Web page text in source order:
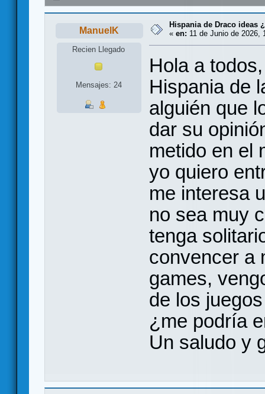
ManuelK
Recien Llegado
Mensajes: 24
Hispania de Draco ideas
« en: 11 de Junio de 2026,
Hola a
Hispania de
alguién que
dar su
metido en el
yo quiero
me interesa
no sea muy
tenga
convencer a
games,
de los
¿me podría
Un saludo y